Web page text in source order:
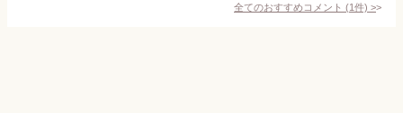
全てのおすすめコメント (1件) >